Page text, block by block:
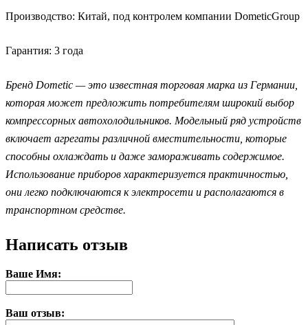
Производство: Китай, под контролем компании DometicGroup
Гарантия: 3 года
Бренд Dometic — это известная торговая марка из Германии,
которая может предложить потребителям широкий выбор
компрессорных автохолодильников. Модельный ряд устройств
включает агрегаты различной вместительности, которые
способны охлаждать и даже замораживать содержимое.
Использование приборов характеризуется практичностью,
они легко подключаются к электросети и располагаются в
транспортном средстве.
Написать отзыв
Ваше Имя:
Ваш отзыв: